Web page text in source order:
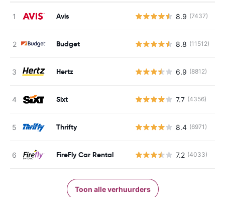
Avis 8.9 (7437)
Budget 8.8 (11512)
Hertz 6.9 (8812)
Sixt 7.7 (4356)
Thrifty 8.4 (6971)
FireFly Car Rental 7.2 (4033)
Toon alle verhuurders